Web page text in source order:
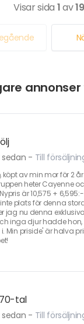
Visar sida 1av19
annonser
sedan - Till
av min mor för 2
heter Cayenne
är 10,575 +
plats för denna
jag nu denna
inga djur hadde
Min priside' är halva
tal
sedan - Till